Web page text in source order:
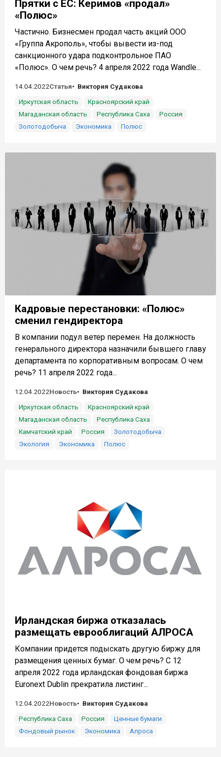
Прятки с ЕС: Керимов «продал»
«Полюс»
Частично. Бизнесмен продал часть акций ООО
«Группа Акрополь», чтобы вывести из-под
санкционного удара подконтрольное ПАО
«Полюс». О чем речь? 4 апреля 2022 года Wandle...
14.04.2022Статья
Виктория Судакова
Иркутская область
Красноярский край
Магаданская область
Республика Саха
Россия
Золотодобыча
Экономика Полюс
Кадровые перестановки: «Полюс»
сменил гендиректора
В компании подул ветер перемен. На должность
генерального директора назначили бывшего главу
департамента по корпоративным вопросам. О чем
речь? 11 апреля 2022 года...
12.04.2022Новость
Виктория Судакова
Иркутская область
Красноярский край
Магаданская область
Республика Саха
Камчатский край
Россия
Золотодобыча
Экология
Экономика Полюс
Ирландская биржа отказалась
размещать еврооблигаций АЛРОСА
Компании придется подыскать другую биржу для
размещения ценных бумаг. О чем речь? С 12
апреля 2022 года ирландская фондовая биржа
Euronext Dublin прекратила листинг...
12.04.2022Новость
Виктория Судакова
Республика Саха
Россия
Ценные бумаги
Фондовый рынок
Экономика Алроса